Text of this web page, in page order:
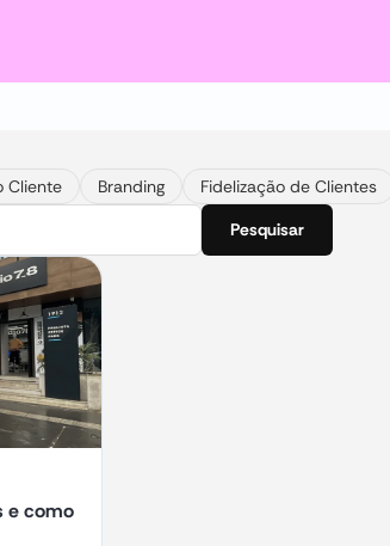
Cliente Branding Fidelização de Clientes
Pesquisar
e como